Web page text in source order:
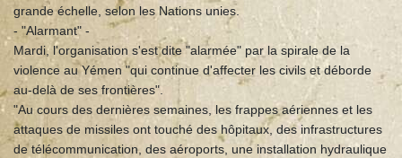
grande échelle, selon les Nations unies.
- "Alarmant" -
Mardi, l'organisation s'est dite "alarmée" par la spirale de la
violence au Yémen "qui continue d'affecter les civils et déborde
au-delà de ses frontières".
"Au cours des dernières semaines, les frappes aériennes et les
attaques de missiles ont touché des hôpitaux, des infrastructures
de télécommunication, des aéroports, une installation hydraulique